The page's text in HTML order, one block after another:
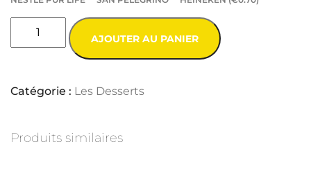
AJOUTER AU PANIER
Catégorie : Les Desserts
Produits similaires